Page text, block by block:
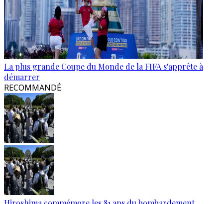
La plus grande Coupe du Monde de la FIFA s'apprête à
démarrer
RECOMMANDÉ